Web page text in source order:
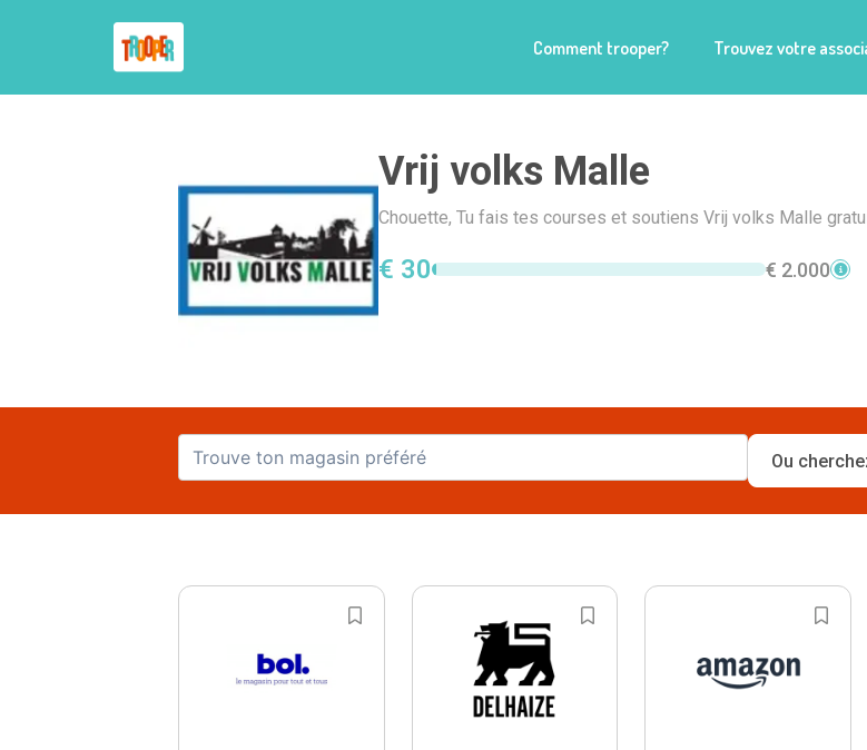
Comment trooper? Trouvez votre
Vrij volks Malle
Chouette, Tu fais tes courses et soutiens Vrij volks Malle
€ 30 € 2.000